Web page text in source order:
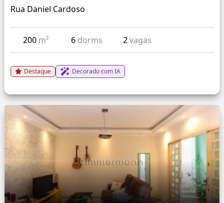
Rua Daniel Cardoso
200 m² 6 dorms 2vagas
Destaque Decorado com IA